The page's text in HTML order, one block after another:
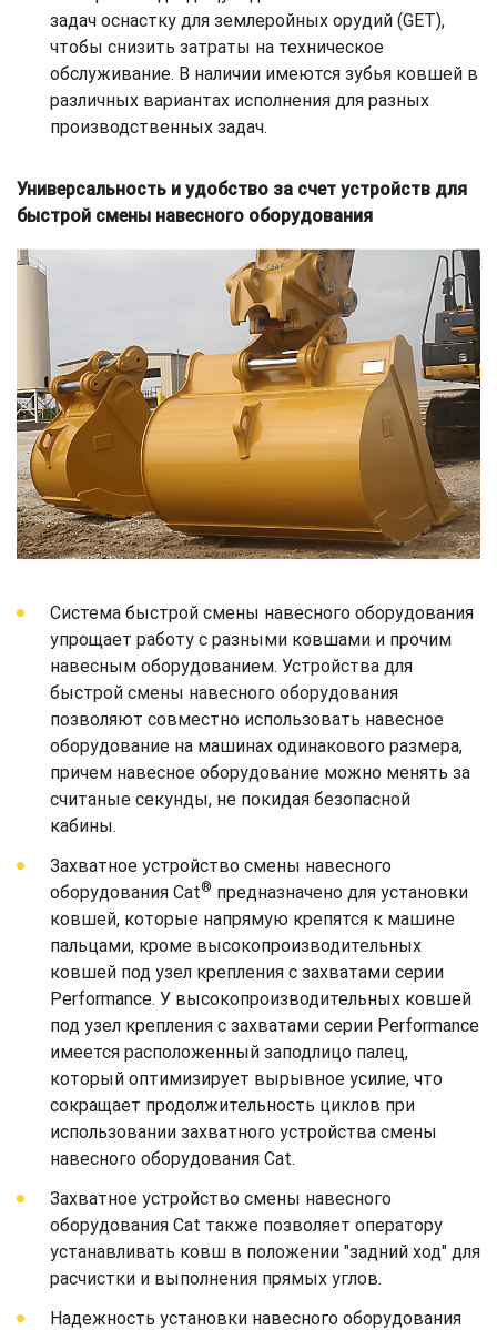
задач оснастку для землеройных орудий (GET),
чтобы снизить затраты на техническое
обслуживание. В наличии имеются зубья ковшей в
различных вариантах исполнения для разных
производственных задач.
Универсальность и удобство за счет устройств для
быстрой смены навесного оборудования
Система быстрой смены навесного оборудования
упрощает работу с разными ковшами и прочим
навесным оборудованием. Устройства для
быстрой смены навесного оборудования
позволяют совместно использовать навесное
оборудование на машинах одинакового размера,
причем навесное оборудование можно менять за
считаные секунды, не покидая безопасной
кабины.
Захватное устройство смены навесного
оборудования Cat® предназначено для установки
ковшей, которые напрямую крепятся к машине
пальцами, кроме высокопроизводительных
ковшей под узел крепления с захватами серии
Performance. У высокопроизводительных ковшей
под узел крепления с захватами серии Performance
имеется расположенный заподлицо палец,
который оптимизирует вырывное усилие, что
сокращает продолжительность циклов при
использовании захватного устройства смены
навесного оборудования Cat.
Захватное устройство смены навесного
оборудования Cat также позволяет оператору
устанавливать ковш в положении "задний ход" для
расчистки и выполнения прямых углов.
Надежность установки навесного оборудования